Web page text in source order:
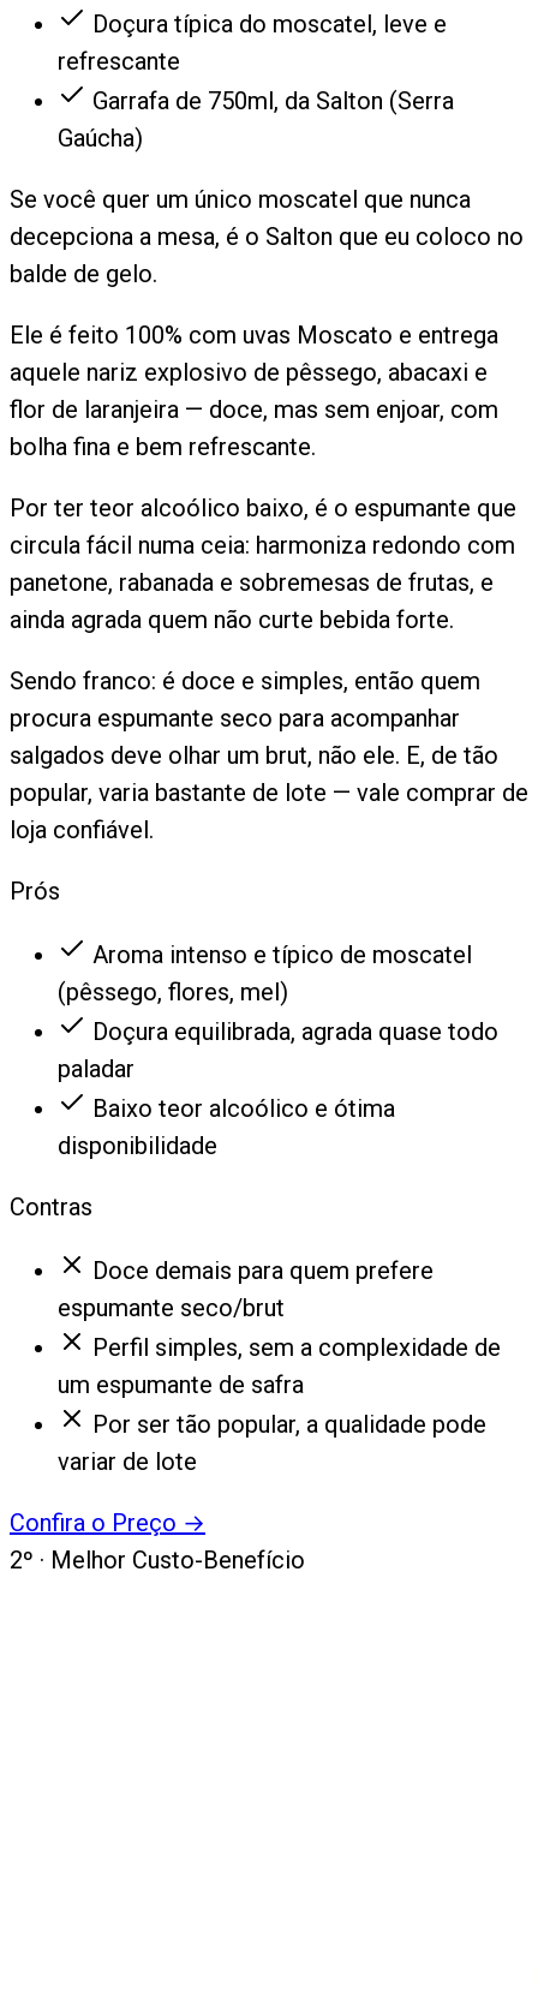
Doçura típica do moscatel, leve e
refrescante
Garrafa de 750ml, da Salton (Serra
Gaúcha)
Se você quer um único moscatel que nunca
decepciona a mesa, é o Salton que eu coloco no
balde de gelo.
Ele é feito 100% com uvas Moscato e entrega
aquele nariz explosivo de pêssego, abacaxi e
flor de laranjeira — doce, mas sem enjoar, com
bolha fina e bem refrescante.
Por ter teor alcoólico baixo, é o espumante que
circula fácil numa ceia: harmoniza redondo com
panetone, rabanada e sobremesas de frutas, e
ainda agrada quem não curte bebida forte.
Sendo franco: é doce e simples, então quem
procura espumante seco para acompanhar
salgados deve olhar um brut, não ele. E, de tão
popular, varia bastante de lote — vale comprar de
loja confiável.
Prós
Aroma intenso e típico de moscatel
(pêssego, flores, mel)
Doçura equilibrada, agrada quase todo
paladar
Baixo teor alcoólico e ótima
disponibilidade
Contras
Doce demais para quem prefere
espumante seco/brut
Perfil simples, sem a complexidade de
um espumante de safra
Por ser tão popular, a qualidade pode
variar de lote
Confira o Preço →
2º · Melhor Custo-Benefício